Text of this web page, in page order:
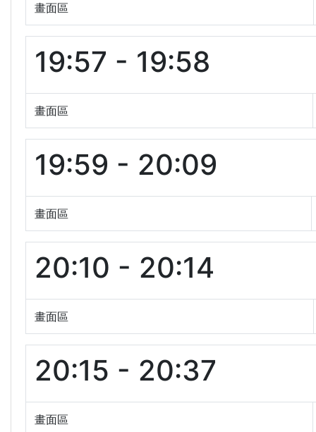
畫面區
19:57 - 19:58
畫面區
19:59 - 20:09
畫面區
20:10 - 20:14
畫面區
20:15 - 20:37
畫面區